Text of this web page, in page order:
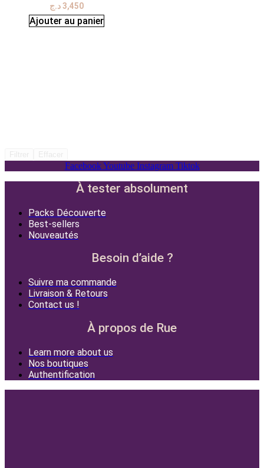
3,450 د.ج
Ajouter au panier
Facebook Youtube Instagram Tiktok
À tester absolument
Packs Découverte
Best-sellers
Nouveautés
Besoin d’aide ?
Suivre ma commande
Livraison & Retours
Contact us !
À propos de Rue
Learn more about us
Nos boutiques
Authentification